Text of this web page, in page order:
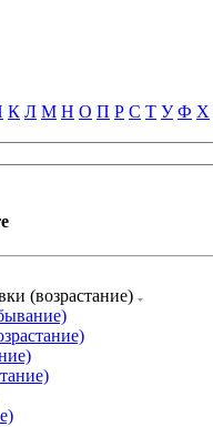
К Л М Н О П Р С Т У Ф Х
(возрастание)